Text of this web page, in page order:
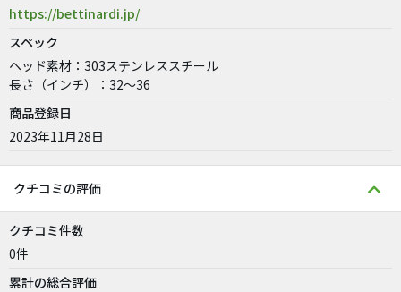
https://bettinardi.jp/
スペック
ヘッド素材：303ステンレススチール
長さ（インチ）：32～36
商品登録日
2023年11月28日
クチコミの評価
クチコミ件数
0件
累計の総合評価